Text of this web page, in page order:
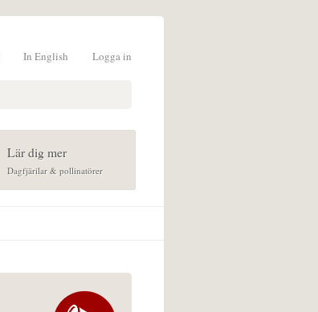
Logga in
In English
Lär dig mer
Dagfjärilar & pollinatörer